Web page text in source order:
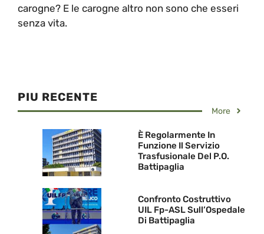
carogne? E le carogne altro non sono che esseri
senza vita.
PIU RECENTE
More
È Regolarmente In
Funzione Il Servizio
Trasfusionale Del P.O.
Battipaglia
Confronto Costruttivo
UIL Fp-ASL Sull’Ospedale
Di Battipaglia